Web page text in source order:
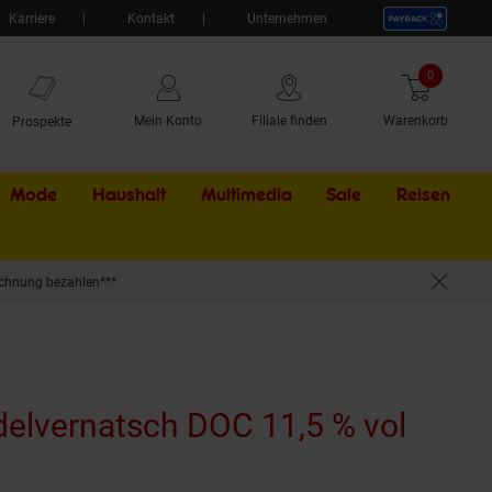
Karriere Kontakt Unternehmen
Prospekte Mein Konto Filiale finden Warenkorb
0 Artikel
Mode Haushalt Multimedia Sale Externer
Reisen
bezahlen***
DOC 11,5 % vol
aktuell ausverkauft)